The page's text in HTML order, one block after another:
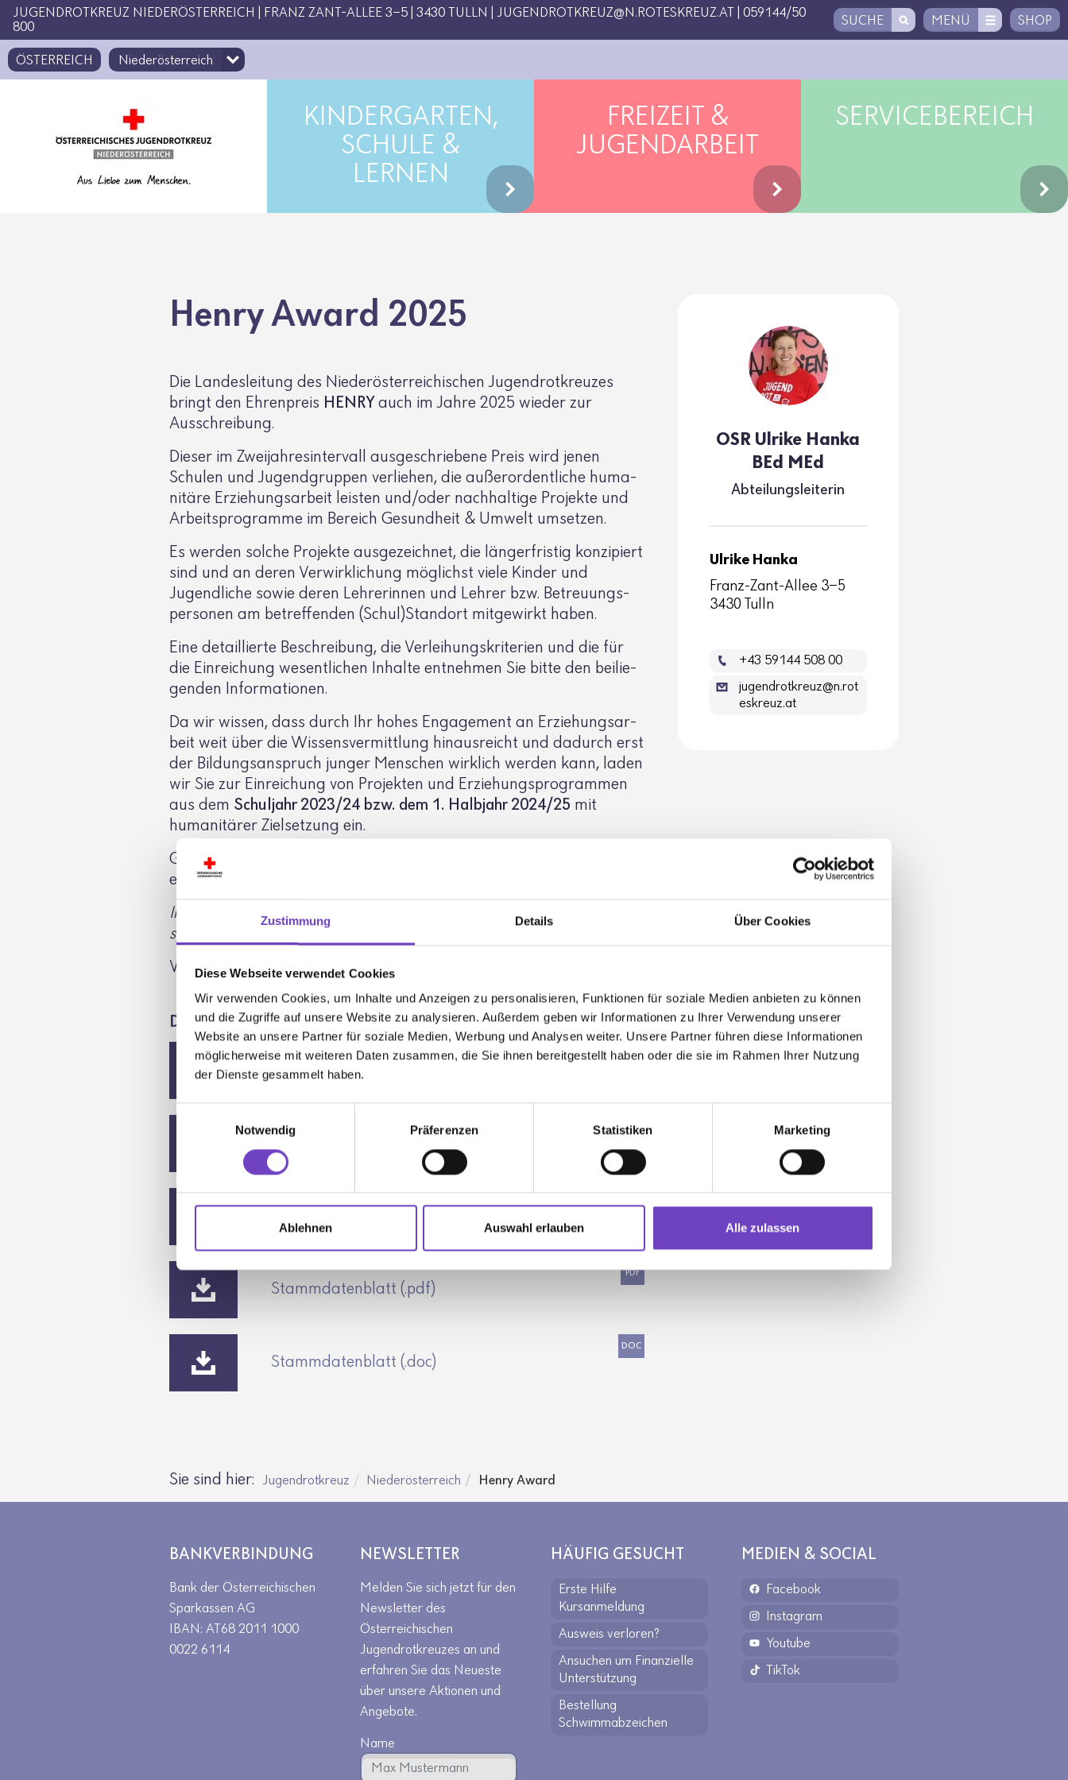
Zustimmung Details Über Cookies
Diese Webseite verwendet Cookies
Wir verwenden Cookies, um Inhalte und Anzeigen zu personalisieren, Funktionen für soziale Medien anbieten zu können
und die Zugriffe auf unsere Website zu analysieren. Außerdem geben wir Informationen zu Ihrer Verwendung unserer
Website an unsere Partner für soziale Medien, Werbung und Analysen weiter. Unsere Partner führen diese Informationen
möglicherweise mit weiteren Daten zusammen, die Sie ihnen bereitgestellt haben oder die sie im Rahmen Ihrer Nutzung
der Dienste gesammelt haben.
Notwendig
Präferenzen Statistiken Marketing
Ablehnen Auswahl erlauben Alle zulassen
Zum InhaltZugriffstaste
[1]
JUGENDROTKREUZ NIEDERÖSTERREICH | FRANZ ZANT-ALLEE 3-5 | 3430 TULLN | JUGENDROTKREUZ@N.ROTESKREUZ.AT 059144/50
800
SUCHE MENÜ SHOP
ÖSTERREICH
KINDERGARTEN,
SCHULE &
LERNEN
FREIZEIT &
JUGENDARBEIT
SERVICEBEREICH
Henry Award 2025
Die Landes­lei­tung des Nieder­ös­ter­rei­chi­schen Jugend­rot­kreuzes
bringt den Ehren­preis HENRY auch im Jahre 2025 wieder zur
Ausschrei­bung.
Dieser im Zwei­jah­res­in­ter­vall ausge­schrie­bene Preis wird jenen
Schulen und Jugend­gruppen verliehen, die außer­or­dent­liche huma­
ni­täre Erzie­hungs­ar­beit leisten und/oder nach­hal­tige Projekte und
Arbeits­pro­gramme im Bereich Gesund­heit & Umwelt umsetzen.
Es werden solche Projekte ausge­zeichnet, die länger­fristig konzi­piert
sind und an deren Verwirk­li­chung möglichst viele Kinder und
Jugend­liche sowie deren Lehre­rinnen und Lehrer bzw. Betreu­ungs­
per­sonen am betref­fenden (Schul)Standort mitge­wirkt haben.
Eine detail­lierte Beschrei­bung, die Verlei­hungs­kri­te­rien und die für
die Einrei­chung wesent­li­chen Inhalte entnehmen Sie bitte den beilie­
genden Infor­ma­tionen.
Da wir wissen, dass durch Ihr hohes Enga­ge­ment an Erzie­hungs­ar­
beit weit über die Wissens­ver­mitt­lung hinaus­reicht und dadurch erst
der Bildungs­an­spruch junger Menschen wirk­lich werden kann, laden
wir Sie zur Einrei­chung von Projekten und Erzie­hungs­pro­grammen
aus dem Schul­jahr 2023/24 bzw. dem 1. Halb­jahr 2024/25 mit
huma­ni­tärer Ziel­set­zung ein.
Gemäß der Ausschrei­bung können bis zu fünf Schul­ka­te­go­rien sowie
eine Jugend­gruppe mit diesem Ehren­preis ausge­zeichnet werden.
Ihre Projekt­ein­rei­chung für den
über­mit­teln Sie uns bis
spätes­tens
31. Jänner 2025.
Wir freuen uns auf Ihre Bewer­bung!
DOWNLOADS
Ausschreibung
PDF
Präambel
PDF
Stammdatenblatt (.pdf)
PDF
Stammdatenblatt (.doc)
DOC
OSR Ulrike Hanka
BEd MEd
Abtei­lungs­lei­terin
Ulrike Hanka
Franz-Zant-Allee 3-5
3430 Tulln
+43 59144 508 00
jugendrotkreuz@n.rot
eskreuz.at
Sie sind hier: Jugendrotkreuz Niederösterreich Henry Award
BANKVERBINDUNG
Bank der Österreichischen
Sparkassen AG
IBAN: AT68 2011 1000
0022 6114
NEWSLETTER
Melden Sie sich jetzt für den
Newsletter des
Österreichischen
Jugendrotkreuzes an und
erfahren Sie das Neueste
über unsere Aktionen und
Angebote.
Name
HÄUFIG GESUCHT
Erste Hilfe
Kursanmeldung
Ausweis verloren?
Ansuchen um Finanzielle
Unterstützung
Bestellung
Schwimmabzeichen
MEDIEN & SOCIAL
Facebook
Instagram
Youtube
TikTok